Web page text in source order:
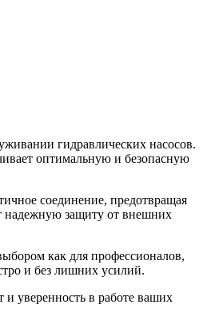
гидравлических насосов.
оптимальную и безопасную
соединение, предотвращая
надежную защиту от внешних
как для профессионалов,
и без лишних усилий.
и уверенность в работе ваших